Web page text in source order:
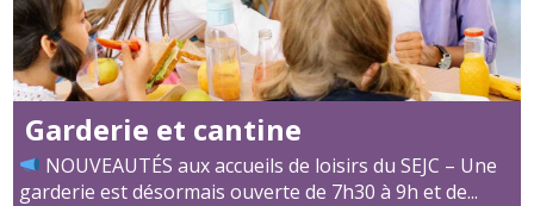
Garderie et cantine
NOUVEAUTÉS aux accueils de loisirs du SEJC – Une
garderie est désormais ouverte de 7h30 à 9h et de...